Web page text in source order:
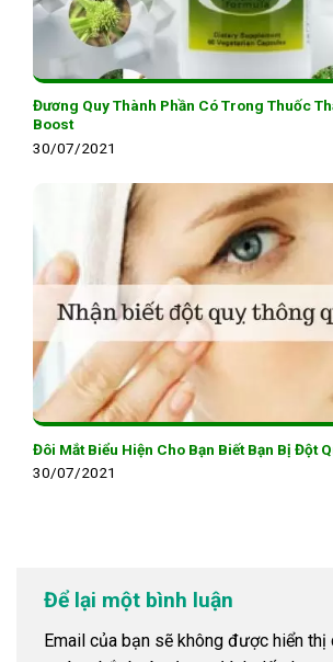
Đương Quy Thành Phần Có Trong Thuốc
Boost
30/07/2021
Đôi Mắt Biểu Hiện Cho Bạn Biết Bạn Bị Đột
30/07/2021
Để lại một bình luận
Email của bạn sẽ không được hiển thị